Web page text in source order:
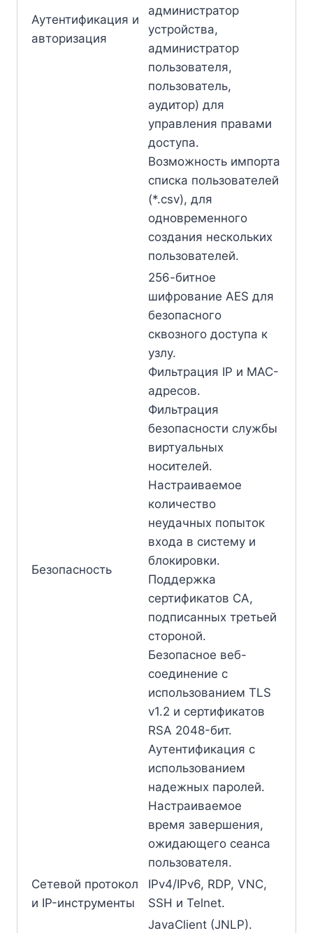
Аутентификация и
авторизация
администратор
устройства,
администратор
пользователя,
пользователь,
аудитор) для
управления правами
доступа.
Возможность импорта
списка пользователей
(*.csv), для
одновременного
создания нескольких
пользователей.
Безопасность
256-битное
шифрование AES для
безопасного
сквозного доступа к
узлу.
Фильтрация IP и MAC-
адресов.
Фильтрация
безопасности службы
виртуальных
носителей.
Настраиваемое
количество
неудачных попыток
входа в систему и
блокировки.
Поддержка
сертификатов CA,
подписанных третьей
стороной.
Безопасное веб-
соединение с
использованием TLS
v1.2 и сертификатов
RSA 2048-бит.
Аутентификация с
использованием
надежных паролей.
Настраиваемое
время завершения,
ожидающего сеанса
пользователя.
Сетевой протокол
и IP-инструменты
IPv4/IPv6, RDP, VNC,
SSH и Telnet.
JavaClient (JNLP).